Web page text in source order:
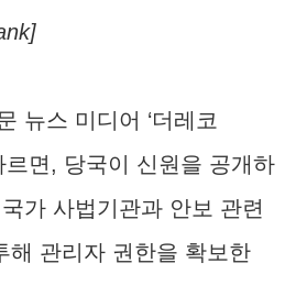
뉴스 미디어 ‘더레코
르면, 당국이 신원을 공개하
가 사법기관과 안보 관련
해 관리자 권한을 확보한